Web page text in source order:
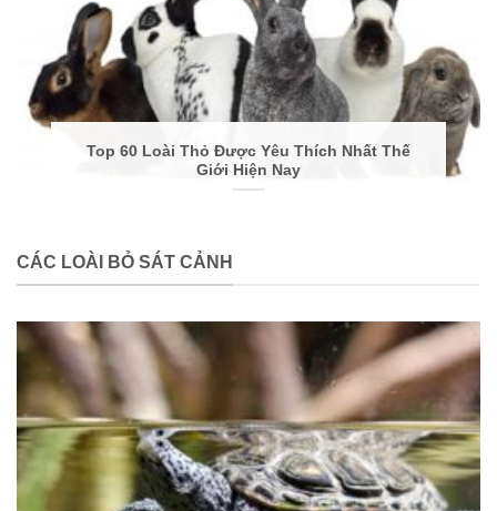
Top 60 Loài Thỏ Được Yêu Thích Nhất Thế
Giới Hiện Nay
CÁC LOÀI BỎ SÁT CẢNH